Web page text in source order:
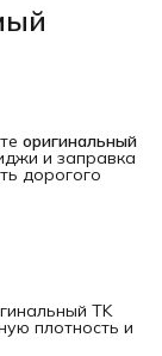
оригинальный
и заправка
дорогого
TK
плотность и